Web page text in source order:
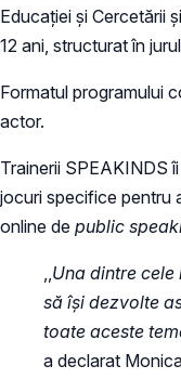
Educației și Cercetării
12 ani, structurat în
Formatul programului
actor.
Trainerii SPEAKINDS
jocuri specifice pentru
online de public
,,Una dintre
să își dezvolte
toate aceste
a declarat